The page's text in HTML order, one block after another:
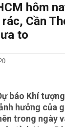
hôm
Cần
to
báo Khí
hưởng của
trong ngày